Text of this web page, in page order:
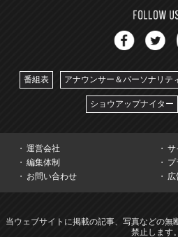
番組表 アナウンサー＆パーソナリテ
ショウアップナイター
運営会社
サ
編集体制
プ
お問い合わせ
広
当ウェブサイトに掲載の記事、写真などの無
禁止します。